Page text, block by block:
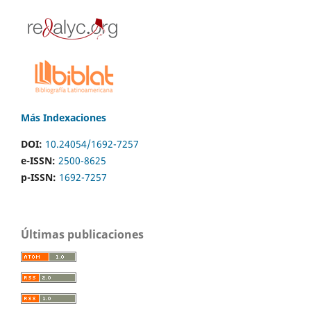
Más Indexaciones
DOI: 10.24054/1692-7257
e-ISSN: 2500-8625
p-ISSN: 1692-7257
Últimas publicaciones